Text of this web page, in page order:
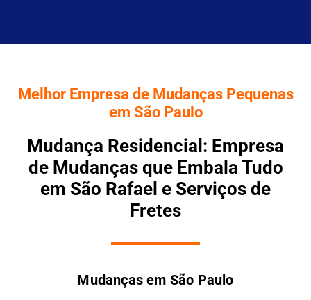
Melhor Empresa de Mudanças Pequenas
em São Paulo
Mudança Residencial: Empresa
de Mudanças que Embala Tudo
em São Rafael e Serviços de
Fretes
Mudanças em São Paulo